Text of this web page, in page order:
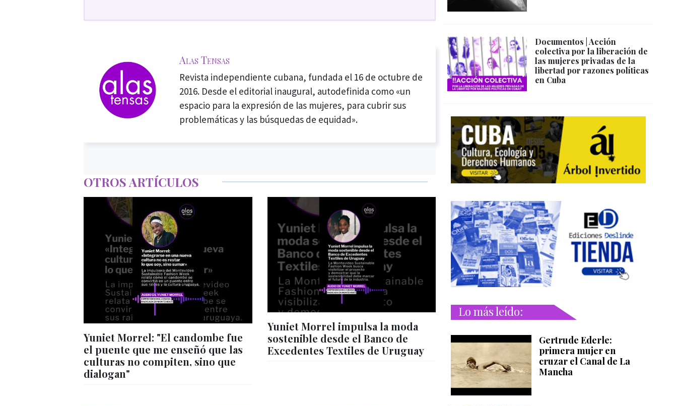
Alas Tensas
Revista independiente cubana, fundada el 16 de octubre de
2016. Desde el editorial inaugural, autodefinida como «un
espacio para la expresión de las mujeres, para cubrir sus
problemáticas y las búsquedas de equidad».
OTROS ARTÍCULOS
Yuniet Morrel: "El candombe fue
el puente que me enseñó que las
culturas no compiten, sino que
dialogan"
Yuniet Morrel impulsa la moda
sostenible desde el Banco de
Excedentes Textiles de Uruguay
Documentos | Acción
colectiva por la liberación de
las mujeres privadas de la
libertad por razones políticas
en Cuba
Lo más leído:
Gertrude Ederle:
primera mujer en
cruzar el Canal de La
Mancha